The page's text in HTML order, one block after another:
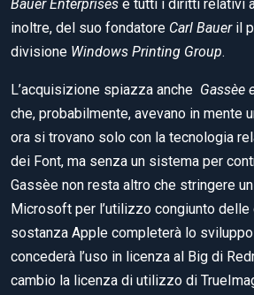
Bauer Enterprises e tutti i diritti relativi
inoltre, del suo fondatore Carl Baueril
divisione Windows Printing Group.
L’acquisizione spiazza anche Gassèe
che, probabilmente, avevano in mente
ora si trovano solo con la tecnologia
dei Font, ma senza un sistema per
Gassèe non resta altro che stringere
Microsoft per l’utilizzo congiunto
sostanza Apple completerà lo
concederà l’uso in licenza al Big di
cambio la licenza di utilizzo di